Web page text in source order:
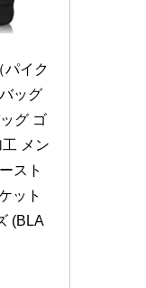
パイク
ッグ
グ ゴ
メン
スト
ット
(BLA